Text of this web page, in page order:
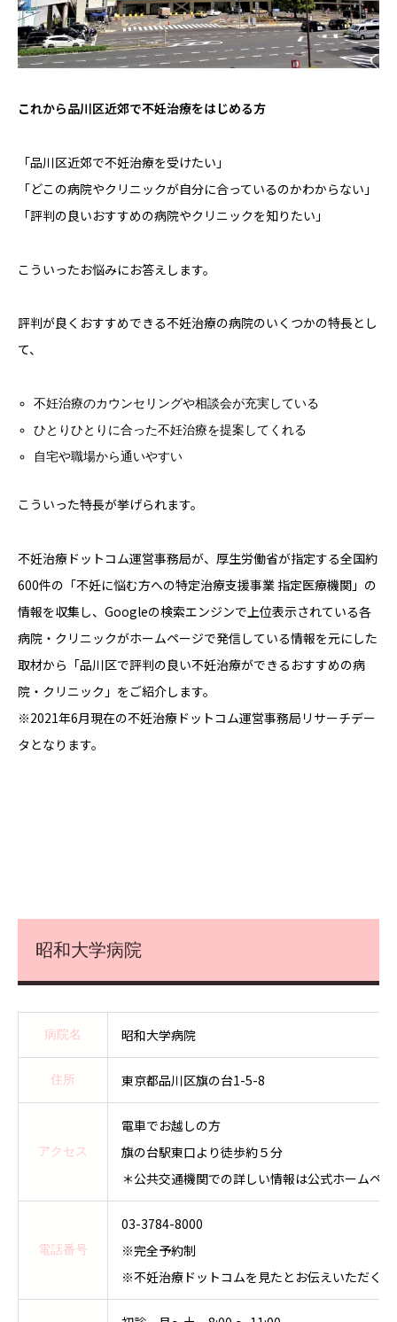
これから品川区近郊で不妊治療をはじめる方
「品川区近郊で不妊治療を受けたい」
「どこの病院やクリニックが自分に合っているのかわからない」
「評判の良いおすすめの病院やクリニックを知りたい」
こういったお悩みにお答えします。
評判が良くおすすめできる不妊治療の病院のいくつかの特長とし
て、
不妊治療のカウンセリングや相談会が充実している
ひとりひとりに合った不妊治療を提案してくれる
自宅や職場から通いやすい
こういった特長が挙げられます。
不妊治療ドットコム運営事務局が、厚生労働省が指定する全国約
600件の「不妊に悩む方への特定治療支援事業 指定医療機関」の
情報を収集し、Googleの検索エンジンで上位表示されている各
病院・クリニックがホームページで発信している情報を元にした
取材から「品川区で評判の良い不妊治療ができるおすすめの病
院・クリニック」をご紹介します。
※2021年6月現在の不妊治療ドットコム運営事務局リサーチデー
タとなります。
昭和大学病院
病院名 昭和大学病院
住所 東京都品川区旗の台1-5-8
アクセス
電車でお越しの方
旗の台駅東口より徒歩約５分
＊公共交通機関での詳しい情報は公式ホームペ
電話番号
03-3784-8000
※完全予約制
※不妊治療ドットコムを見たとお伝えいただくと